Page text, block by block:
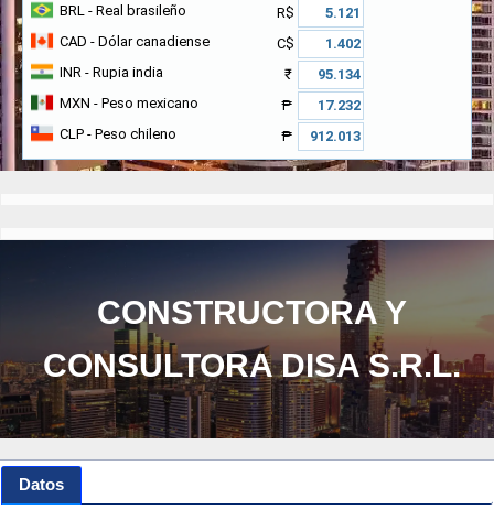
BRL - Real brasileño
R$
CAD - Dólar canadiense
C$
INR - Rupia india
₹
MXN - Peso mexicano
₱
CLP - Peso chileno ₱
CONSTRUCTORA Y
CONSULTORA DISA S.R.L.
Datos